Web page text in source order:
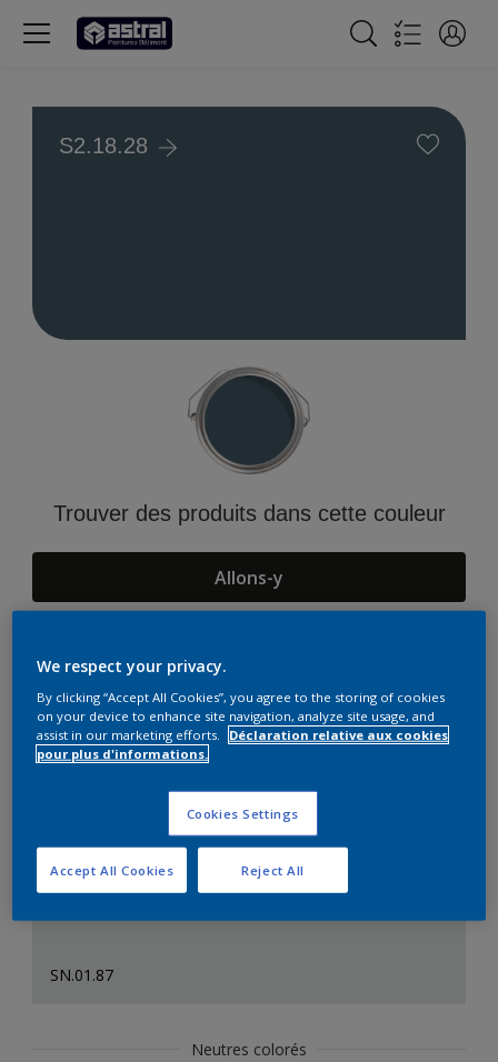
S2.18.28
Trouver des produits dans cette couleur
Allons-y
Suggestions d'Harmonies
SN.01.87
Neutres colorés
We respect your privacy.
By clicking “Accept All Cookies”, you agree to the storing of cookies
on your device to enhance site navigation, analyze site usage, and
assist in our marketing efforts.
Déclaration relative aux cookies
pour plus d'informations.
Cookies Settings
Reject All
Accept All Cookies